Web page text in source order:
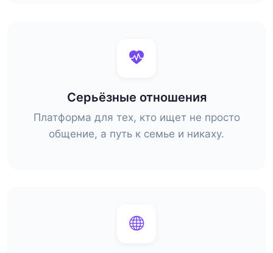
Серьёзные отношения
Платформа для тех, кто ищет не просто
общение, а путь к семье и никаху.